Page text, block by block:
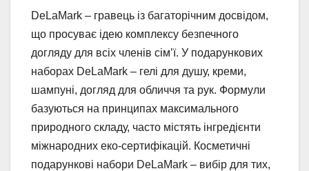
DeLaMark – гравець із багаторічним досвідом,
що просуває ідею комплексу безпечного
догляду для всіх членів сім’ї. У подарункових
наборах DeLaMark – гелі для душу, креми,
шампуні, догляд для обличчя та рук. Формули
базуються на принципах максимального
природного складу, часто містять інгредієнти
міжнародних еко-сертифікацій. Косметичні
подарункові набори DeLaMark – вибір для тих,